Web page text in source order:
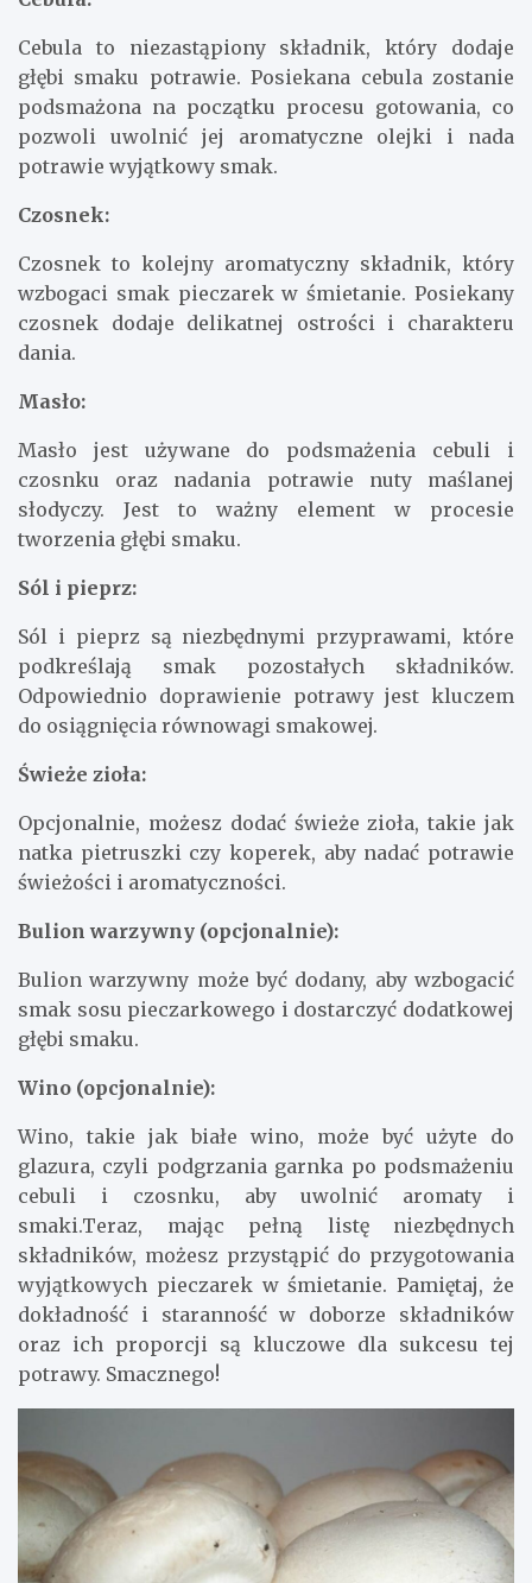
Cebula to niezastąpiony składnik, który dodaje
głębi smaku potrawie. Posiekana cebula zostanie
podsmażona na początku procesu gotowania, co
pozwoli uwolnić jej aromatyczne olejki i nada
potrawie wyjątkowy smak.
Czosnek:
Czosnek to kolejny aromatyczny składnik, który
wzbogaci smak pieczarek w śmietanie. Posiekany
czosnek dodaje delikatnej ostrości i charakteru
dania.
Masło:
Masło jest używane do podsmażenia cebuli i
czosnku oraz nadania potrawie nuty maślanej
słodyczy. Jest to ważny element w procesie
tworzenia głębi smaku.
Sól i pieprz:
Sól i pieprz są niezbędnymi przyprawami, które
podkreślają smak pozostałych składników.
Odpowiednio doprawienie potrawy jest kluczem
do osiągnięcia równowagi smakowej.
Świeże zioła:
Opcjonalnie, możesz dodać świeże zioła, takie jak
natka pietruszki czy koperek, aby nadać potrawie
świeżości i aromatyczności.
Bulion warzywny (opcjonalnie):
Bulion warzywny może być dodany, aby wzbogacić
smak sosu pieczarkowego i dostarczyć dodatkowej
głębi smaku.
Wino (opcjonalnie):
Wino, takie jak białe wino, może być użyte do
glazura, czyli podgrzania garnka po podsmażeniu
cebuli i czosnku, aby uwolnić aromaty i
smaki.Teraz, mając pełną listę niezbędnych
składników, możesz przystąpić do przygotowania
wyjątkowych pieczarek w śmietanie. Pamiętaj, że
dokładność i staranność w doborze składników
oraz ich proporcji są kluczowe dla sukcesu tej
potrawy. Smacznego!